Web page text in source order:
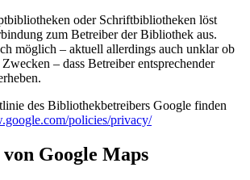
oder Schriftbibliotheken löst
zum Betreiber der Bibliothek aus.
möglich – aktuell allerdings auch unklar ob
– dass Betreiber entsprechender
des Bibliothekbetreibers Google finden
policies/privacy/
Google Maps